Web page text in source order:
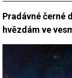
Pradávné černé
hvězdám ve